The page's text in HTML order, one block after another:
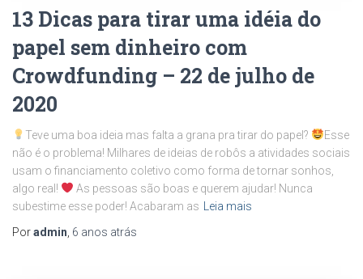
13 Dicas para tirar uma idéia do
papel sem dinheiro com
Crowdfunding – 22 de julho de
2020
Teve uma boa ideia mas falta a grana pra tirar do papel?
Esse
não é o problema! Milhares de ideias de robôs a atividades sociais
usam o financiamento coletivo como forma de tornar sonhos,
algo real!
As pessoas são boas e querem ajudar! Nunca
subestime esse poder! Acabaram as
Leia mais
Poradmin 6 anos atrás